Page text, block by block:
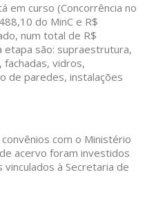
em curso (Concorrência no
do MinC e R$
num total de R$
etapa são: supraestrutura,
vidros,
de paredes, instalações
com o Ministério
acervo foram investidos
à Secretaria de